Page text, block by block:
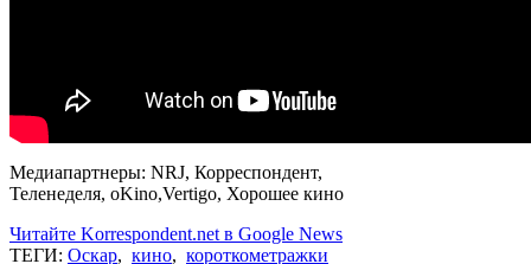
Медиапартнеры: NRJ, Корреспондент,
Теленеделя, oKino,Vertigo, Хорошее кино
Читайте Korrespondent.net в Google News
ТЕГИ: Оскар, кино, короткометражки